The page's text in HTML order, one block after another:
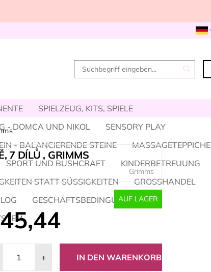
SPIELZEUG, KITS, SPIELE
- DOMCA UND NIKOL
SENSORY PLAY
- BALANCIERENDE STEINE
MASSAGETEPPICHE
SPORT UND BUSHCRAFT
KINDERBETREUUNG
STATT SÜSSIGKEITEN
GROSSHANDEL
GESCHÄFTSBEDINGUNGEN
7 DÍLŮ , GRIMMS
Grimms
AUF LAGER
+